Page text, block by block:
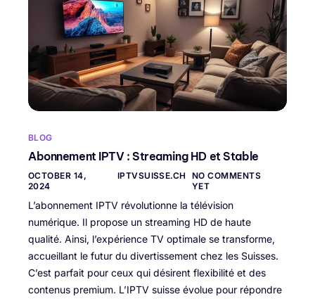
BLOG
Abonnement IPTV : Streaming HD et Stable
OCTOBER 14,
2024
IPTVSUISSE.CH
NO COMMENTS
YET
L’abonnement IPTV révolutionne la télévision
numérique. Il propose un streaming HD de haute
qualité. Ainsi, l’expérience TV optimale se transforme,
accueillant le futur du divertissement chez les Suisses.
C’est parfait pour ceux qui désirent flexibilité et des
contenus premium. L’IPTV suisse évolue pour répondre